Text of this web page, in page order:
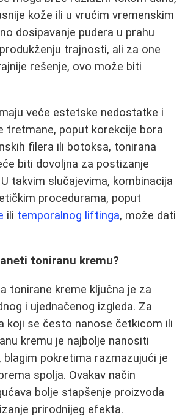
kože ili u vrućim vremenskim
dosipavanje pudera u prahu
trajnosti, ali za one
rešenje, ovo može biti
veće estetske nedostatke i
tretmane, poput korekcije bora
filera ili botoksa, tonirana
biti dovoljna za postizanje
takvim slučajevima, kombinacija
procedurama, poput
ili temporalnog liftinga, može dati
toniranu kremu?
tonirane kreme ključna je za
i ujednačenog izgleda. Za
koji se često nanose četkicom ili
kremu je najbolje nanositi
pokretima razmazujući je
spolja. Ovakav način
bolje stapšenje proizvoda
prirodnijeg efekta.